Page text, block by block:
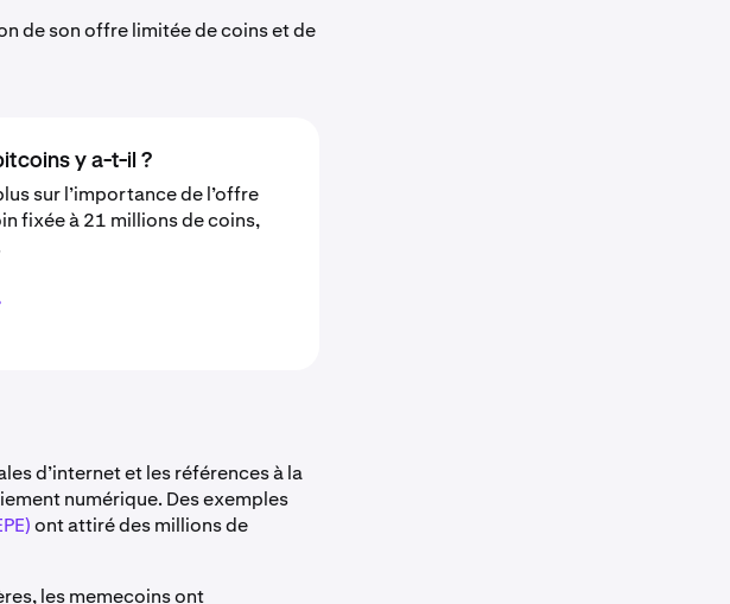
de son offre limitée de coins et de
y a-t-il ?
sur l’importance de l’offre
fixée à 21 millions de coins,
d’internet et les références à la
numérique. Des exemples
ont attiré des millions de
les memecoins ont